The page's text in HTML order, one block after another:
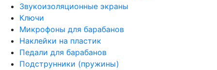
Звукоизоляционные экраны
Ключи
Микрофоны для барабанов
Наклейки на пластик
Педали для барабанов
Подструнники (пружины)